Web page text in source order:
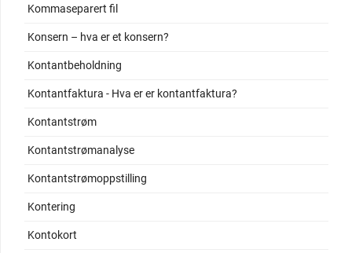
Kommaseparert fil
Konsern – hva er et konsern?
Kontantbeholdning
Kontantfaktura - Hva er er kontantfaktura?
Kontantstrøm
Kontantstrømanalyse
Kontantstrømoppstilling
Kontering
Kontokort